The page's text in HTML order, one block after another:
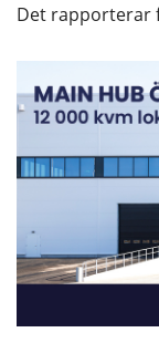
Det rapporterar